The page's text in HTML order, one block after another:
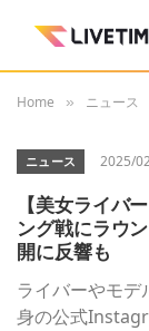
Home » ニュース
ニュース 2025/
【美女ライバ
ング戦にラウ
開に反響も
ライバーやモデ
身の公式